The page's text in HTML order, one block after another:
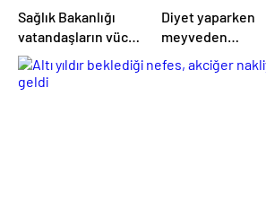
Sağlık Bakanlığı
vatandaşların vücut
kitle indeksini
ölçecek
Diyet yaparken
meyveden
kaçmanıza gerek
yok! Kilo verme